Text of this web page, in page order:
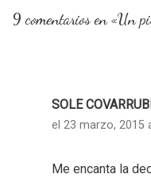
9 comentarios en «Un
SOLE
el 23 marzo, 2015
Me encanta la